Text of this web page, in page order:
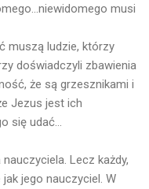
musi
muszą ludzie, którzy
doświadczyli zbawienia
że są grzesznikami i
Jezus jest ich
się udać...
Lecz każdy,
jak jego nauczyciel. W